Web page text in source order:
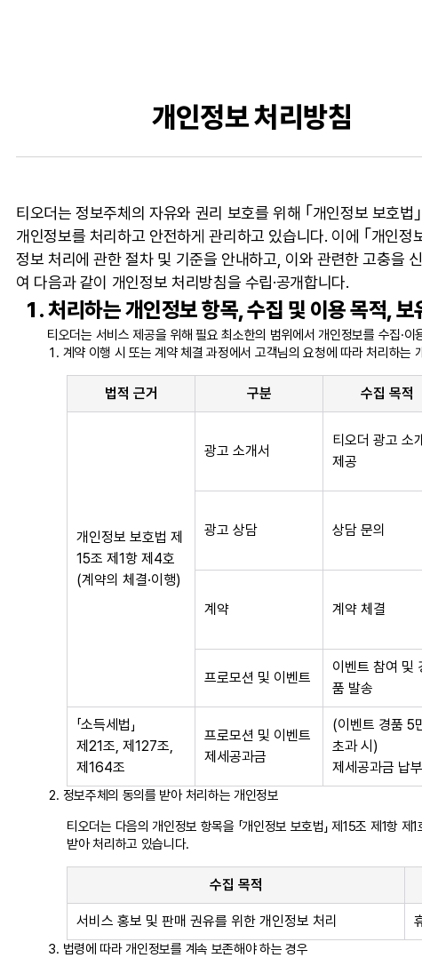
                        개인정보 처리방침
티오더는 정보주체의 자유와 권리 보호를 위해 ｢개인정보 보호법
개인정보를 처리하고 안전하게 관리하고 있습니다. 이에 ｢개인
정보 처리에 관한 절차 및 기준을 안내하고, 이와 관련한 고충을
여 다음과 같이 개인정보 처리방침을 수립·공개합니다.
처리하는 개인정보 항목, 수집 및 이용 목적, 보
티오더는 서비스 제공을 위해 필요 최소한의 범위에서 개인정보를 수집·이
계약 이행 시 또는 계약 체결 과정에서 고객님의 요청에 따라 처리하는
법적 근거 구분 수집 목적
개인정보 보호법 제
15조 제1항 제4호
(계약의 체결·이행)
광고 소개서
티오더 광고 소
제공
광고 상담 상담 문의
계약 계약 체결
프로모션 및 이벤트
이벤트 참여 및
품 발송
「소득세법」
제21조, 제127조,
제164조
프로모션 및 이벤트
제세공과금
(이벤트 경품 5
초과 시)
제세공과금 납부
정보주체의 동의를 받아 처리하는 개인정보
티오더는 다음의 개인정보 항목을 「개인정보 보호법」 제15조 제1항
받아 처리하고 있습니다.
수집 목적
서비스 홍보 및 판매 권유를 위한 개인정보 처리
법령에 따라 개인정보를 계속 보존해야 하는 경우